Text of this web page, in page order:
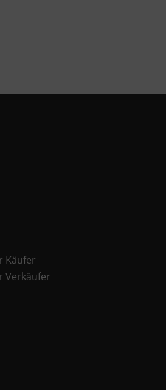
Käufer
Verkäufer